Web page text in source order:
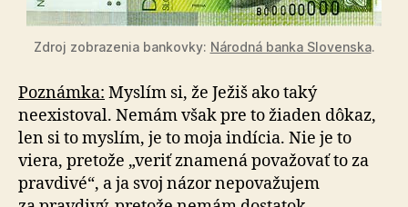
Zdroj zobrazenia bankovky: Národná banka Slovenska.
Poznámka: Myslím si, že Ježiš ako taký
neexistoval. Nemám však pre to žiaden dôkaz,
len si to myslím, je to moja indícia. Nie je to
viera, pretože „veriť znamená považovať to za
pravdivé“, a ja svoj názor nepovažujem